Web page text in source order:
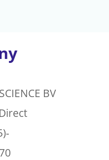
BV